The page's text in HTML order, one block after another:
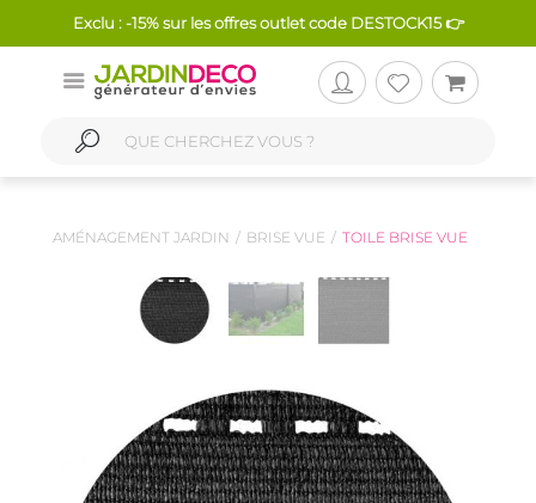
Exclu : -15% sur les offres outlet code DESTOCK15 👉
AMÉNAGEMENT JARDIN BRISE VUE TOILE BRISE VUE